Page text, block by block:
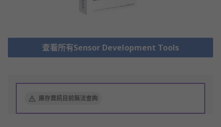
查看所有Sensor Development Tools
庫存資訊目前無法查詢